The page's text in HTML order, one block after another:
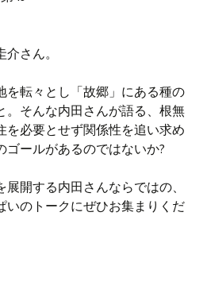
!
さん。
を転々とし「故郷」にある種の
。そんな内田さんが語る、根無
を必要とせず関係性を追い求め
ゴールがあるのではないか?
開する内田さんならではの、
いのトークにぜひお集まりくだ
クライブVol.49】「拠点を持た